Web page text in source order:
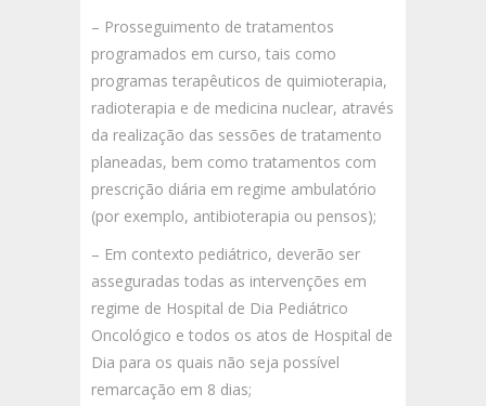
– Prosseguimento de tratamentos
programados em curso, tais como
programas terapêuticos de quimioterapia,
radioterapia e de medicina nuclear, através
da realização das sessões de tratamento
planeadas, bem como tratamentos com
prescrição diária em regime ambulatório
(por exemplo, antibioterapia ou pensos);
– Em contexto pediátrico, deverão ser
asseguradas todas as intervenções em
regime de Hospital de Dia Pediátrico
Oncológico e todos os atos de Hospital de
Dia para os quais não seja possível
remarcação em 8 dias;